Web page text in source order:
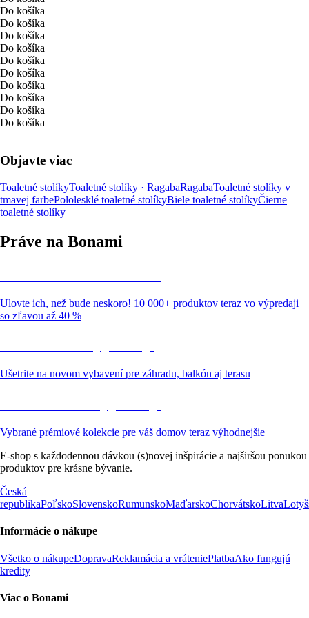
Do košíka
Do košíka
Do košíka
Do košíka
Do košíka
Do košíka
Do košíka
Do košíka
Do košíka
Do košíka
Objavte viac
Toaletné stolíkyToaletné stolíky · RagabaRagabaToaletné stolíky v
tmavej farbePololesklé toaletné stolíkyBiele toaletné stolíkyČierne
toaletné stolíky
Práve na Bonami
Ulovte ich, než bude neskoro! 10 000+ produktov teraz vo výpredaji
so zľavou až 40 %
Ušetrite na novom vybavení pre záhradu, balkón aj terasu
Vybrané prémiové kolekcie pre váš domov teraz výhodnejšie
E-shop s každodennou dávkou (s)novej inšpirácie a najširšou ponukou
produktov pre krásne bývanie.
Česká
republikaPoľskoSlovenskoRumunskoMaďarskoChorvátskoLitva
Informácie o nákupe
Všetko o nákupeDopravaReklamácia a vráteniePlatbaAko fungujú
kredity
Viac o Bonami